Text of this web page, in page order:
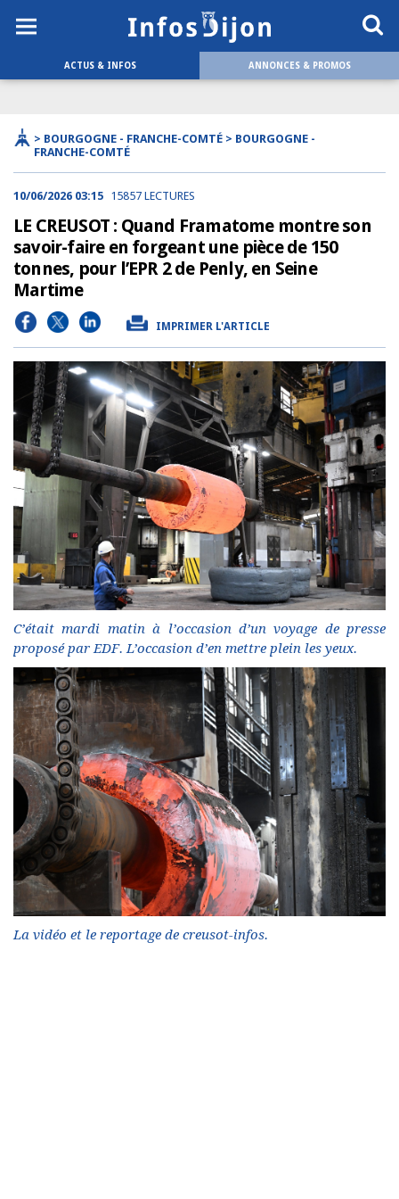
ACTUS & INFOS ANNONCES & PROMOS
> BOURGOGNE - FRANCHE-COMTÉ > BOURGOGNE -
FRANCHE-COMTÉ
10/06/2026 03:15 15857 LECTURES
LE CREUSOT : Quand Framatome montre son
savoir-faire en forgeant une pièce de 150
tonnes, pour l’EPR 2 de Penly, en Seine
Martime
IMPRIMER L'ARTICLE
C’était mardi matin à l’occasion d’un voyage de presse
proposé par EDF. L’occasion d’en mettre plein les yeux.
La vidéo et le reportage de creusot-infos.